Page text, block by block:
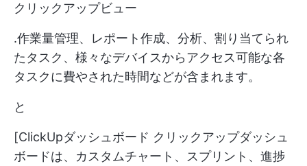
クリックアップビュー
.作業量管理、レポート作成、分析、割り当てられ
たタスク、様々なデバイスからアクセス可能な各
タスクに費やされた時間などが含まれます。
と
[ClickUpダッシュボード クリックアップダッシュ
ボードは、カスタムチャート、スプリント、進捗